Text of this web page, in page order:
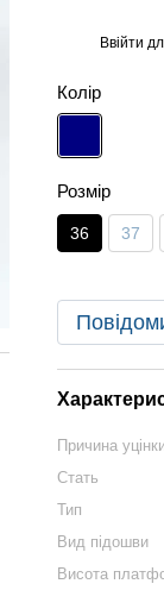
Ввійти
Колір
Розмір
36 37
Причина
Стать
Тип
Вид підошви
Висота